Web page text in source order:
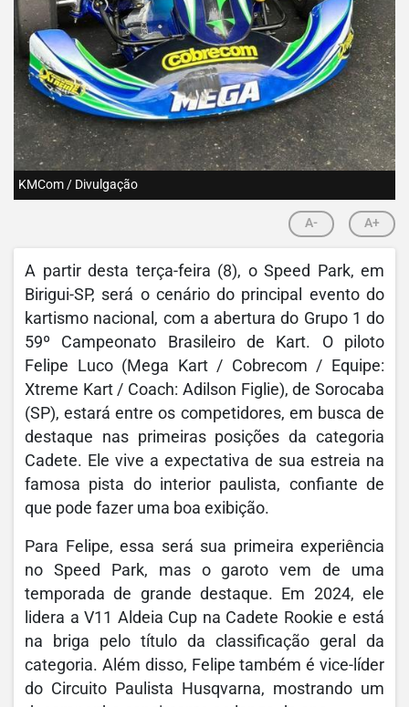
KMCom / Divulgação
A- A+
A partir desta terça-feira (8), o Speed Park, em
Birigui-SP, será o cenário do principal evento do
kartismo nacional, com a abertura do Grupo 1 do
59º Campeonato Brasileiro de Kart. O piloto
Felipe Luco (Mega Kart / Cobrecom / Equipe:
Xtreme Kart / Coach: Adilson Figlie), de Sorocaba
(SP), estará entre os competidores, em busca de
destaque nas primeiras posições da categoria
Cadete. Ele vive a expectativa de sua estreia na
famosa pista do interior paulista, confiante de
que pode fazer uma boa exibição.
Para Felipe, essa será sua primeira experiência
no Speed Park, mas o garoto vem de uma
temporada de grande destaque. Em 2024, ele
lidera a V11 Aldeia Cup na Cadete Rookie e está
na briga pelo título da classificação geral da
categoria. Além disso, Felipe também é vice-líder
do Circuito Paulista Husqvarna, mostrando um